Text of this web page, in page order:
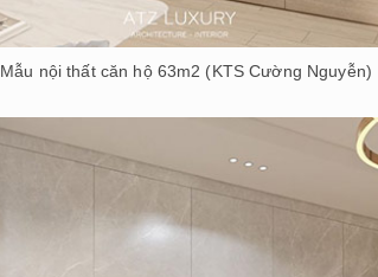
Mẫu nội thất căn hộ 63m2 (KTS Cường Nguyễn)